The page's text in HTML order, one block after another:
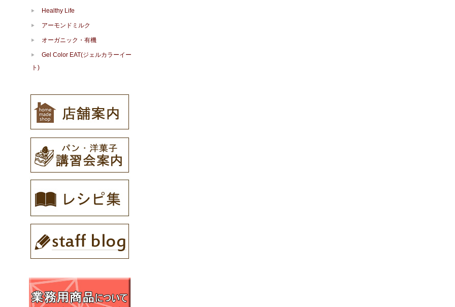
Healthy Life
アーモンドミルク
オーガニック・有機
Gel Color EAT(ジェルカラーイー
ト)